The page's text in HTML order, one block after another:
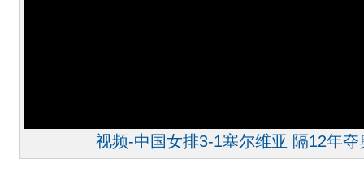
视频-中国女排3-1塞尔维亚 隔12年夺